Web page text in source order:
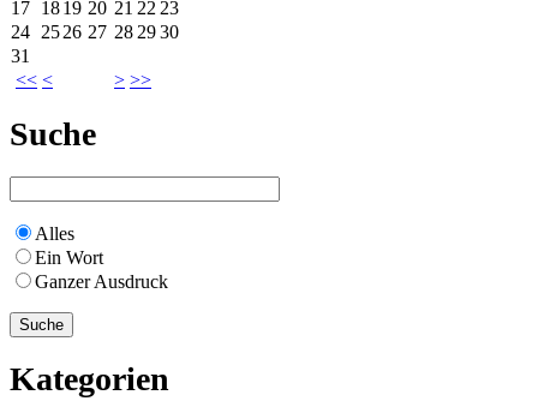
<< < > >>
17 1819 20 21 22 23
24 2526 27 28 2930
31
Suche
Alles
Ein Wort
Ganzer Ausdruck
Kategorien